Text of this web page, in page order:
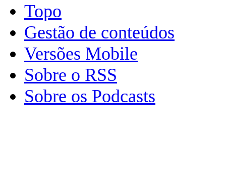
Topo
Gestão de conteúdos
Versões Mobile
Sobre o RSS
Sobre os Podcasts